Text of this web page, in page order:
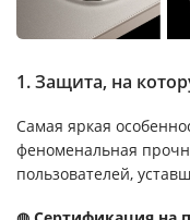
1. Защита, на
Самая яркая
феноменальная
пользователей,